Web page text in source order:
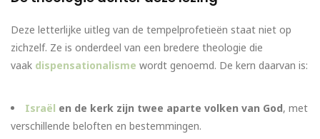
Deze letterlijke uitleg van de tempelprofetieën staat niet op
zichzelf. Ze is onderdeel van een bredere theologie die
vaak dispensationalisme wordt genoemd. De kern daarvan is:
Israël en de kerk zijn twee aparte volken van God, met
verschillende beloften en bestemmingen.